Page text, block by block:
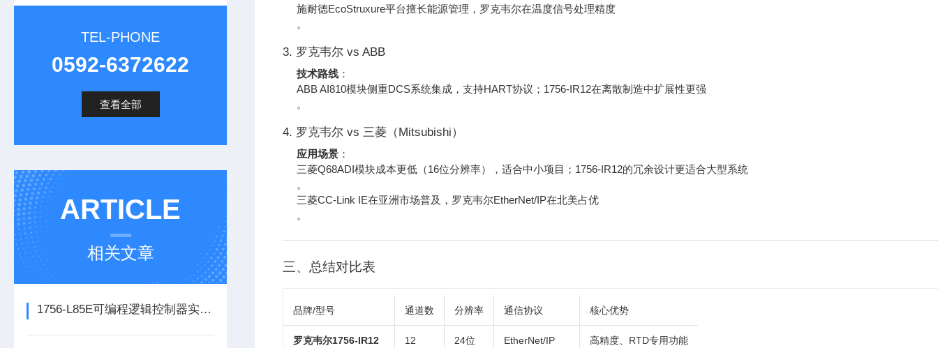
TEL-PHONE
0592-6372622
查看全部
ARTICLE
相关文章
1756-L85E可编程逻辑控制器实操应用常见问题分析及解决方法探讨
施耐德EcoStruxure平台擅长能源管理，罗克韦尔在温度信号处理精度
。
3. 罗克韦尔 vs ABB
技术路线 ：
ABB AI810模块侧重DCS系统集成，支持HART协议；1756-IR12在离散制造中扩展性更强
。
4. 罗克韦尔 vs 三菱（Mitsubishi）
应用场景 ：
三菱Q68ADI模块成本更低（16位分辨率），适合中小项目；1756-IR12的冗余设计更适合大型系统
。
三菱CC-Link IE在亚洲市场普及，罗克韦尔EtherNet/IP在北美占优
。
三、总结对比表
品牌/型号 通道数 分辨率 通信协议 核心优势
罗克韦尔1756-IR12 12 24位 EtherNet/IP 高精度、RTD专用功能